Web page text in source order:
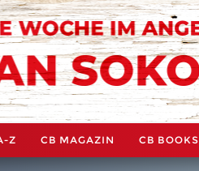
Z CB MAGAZIN CB BOOKS